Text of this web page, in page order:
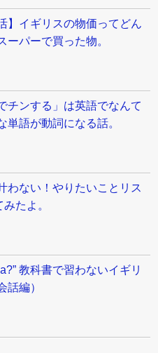
】イギリスの物価ってどん
ーパーで買った物。
チンする」は英語でなんて
単語が動詞になる話。
わない！やりたいことリス
たよ。
教科書で習わないイギリ
話編）